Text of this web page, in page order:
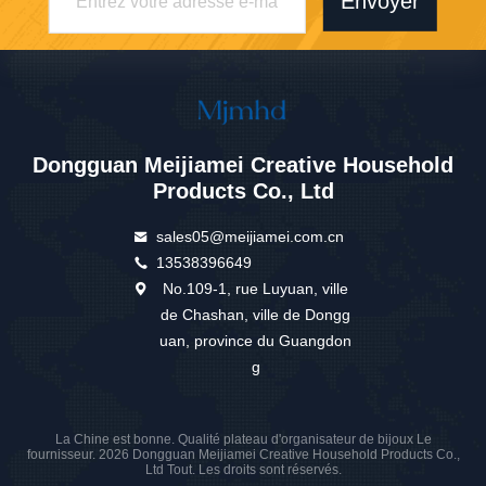
Dongguan Meijiamei Creative Household
Products Co., Ltd
sales05@meijiamei.com.cn
13538396649
No.109-1, rue Luyuan, ville
de Chashan, ville de Dongg
uan, province du Guangdon
g
La Chine est bonne. Qualité plateau d'organisateur de bijoux Le
fournisseur. 2026 Dongguan Meijiamei Creative Household Products Co.,
Ltd Tout. Les droits sont réservés.